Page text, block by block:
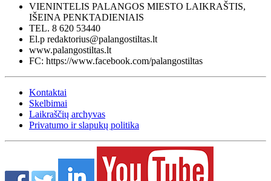
VIENINTELIS PALANGOS MIESTO LAIKRAŠTIS,
IŠEINA PENKTADIENIAIS
TEL. 8 620 53440
El.p redaktorius@palangostiltas.lt
www.palangostiltas.lt
FC: https://www.facebook.com/palangostiltas
Kontaktai
Skelbimai
Laikraščių archyvas
Privatumo ir slapukų politika